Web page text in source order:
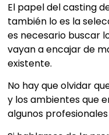
El papel del casting
también lo es la
es necesario buscar
vayan a encajar de
existente.
No hay que olvidar
y los ambientes que
algunos